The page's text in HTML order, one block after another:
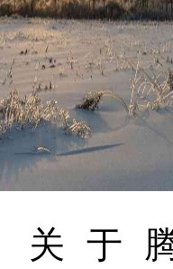
关于